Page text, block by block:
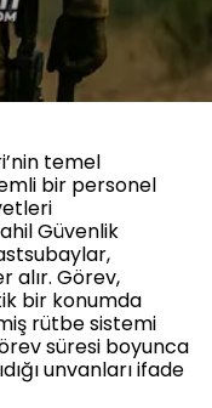
temel
bir personel
Güvenlik
alır. Görev,
bir konumda
rütbe sistemi
süresi boyunca
unvanları ifade